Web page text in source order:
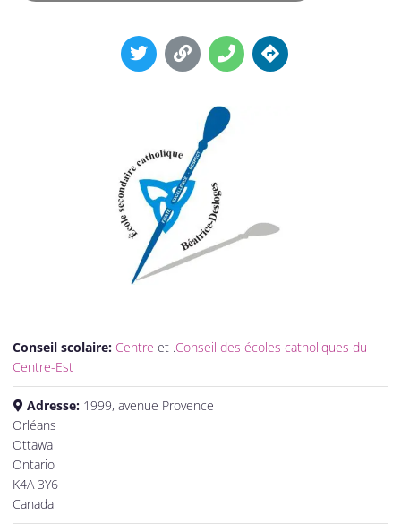
Conseil scolaire: Centre et .Conseil des écoles catholiques du
Centre-Est
Adresse: 1999, avenue Provence
Orléans
Ottawa
Ontario
K4A 3Y6
Canada